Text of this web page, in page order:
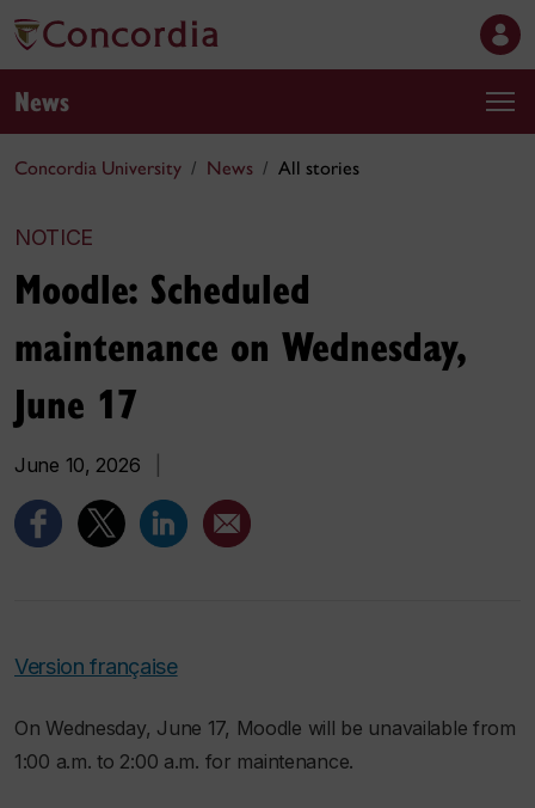
News
Concordia University News All stories
NOTICE
Moodle: Scheduled
maintenance on Wednesday,
June 17
June 10, 2026
Version française
On Wednesday, June 17, Moodle will be unavailable from
1:00 a.m. to 2:00 a.m. for maintenance.